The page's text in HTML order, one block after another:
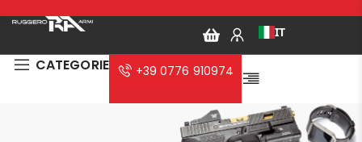
IT
CATEGORIE +39 0776 910974